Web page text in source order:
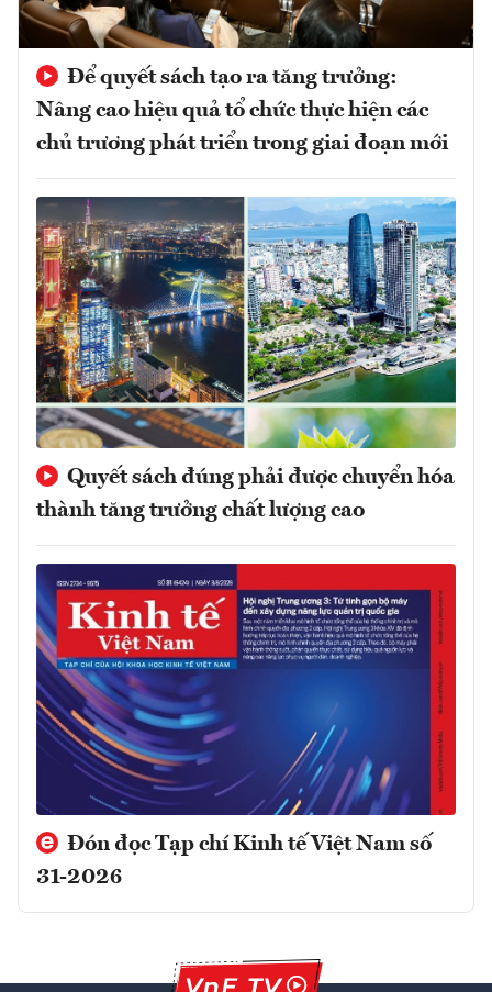
Để quyết sách tạo ra tăng trưởng:
Nâng cao hiệu quả tổ chức thực hiện các
chủ trương phát triển trong giai đoạn mới
Quyết sách đúng phải được chuyển hóa
thành tăng trưởng chất lượng cao
Đón đọc Tạp chí Kinh tế Việt Nam số
31-2026